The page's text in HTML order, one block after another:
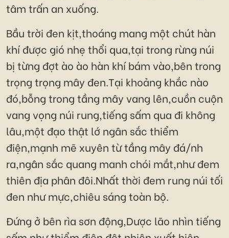
tâm trấn an xuống.
Bầu trời đen kịt,thoáng mang một chút hàn
khí được gió nhẹ thổi qua,tại trong rừng núi
bị từng đợt ào ào hàn khí bám vào,bên trong
trọng trọng mây đen.Tại khoảng khắc nào
đó,bỗng trong tầng mây vang lên,cuồn cuộn
vang vọng núi rung,tiếng sấm qua đi không
lâu,một đạo thật lớ ngân sắc thiểm
điện,mạnh mẽ xuyên từ tầng mây đá/nh
ra,ngân sắc quang manh chói mắt,như đem
thiên địa phân đôi.Nhất thời đem rung núi tối
đen như mực,chiêu sáng toàn bộ.
Đứng ở bên rìa sơn động,Dược lão nhìn tiếng